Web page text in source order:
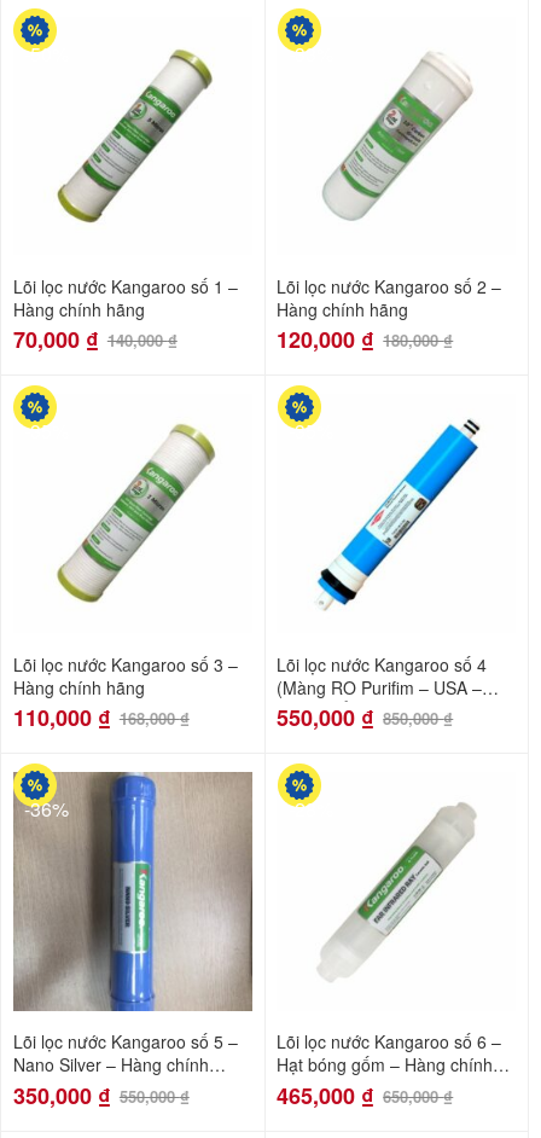
-50%
Lõi lọc nước Kangaroo số 1 –
Hàng chính hãng
70,000 ₫ 140,000₫
-33%
Lõi lọc nước Kangaroo số 2 –
Hàng chính hãng
120,000 ₫ 180,000₫
-35%
Lõi lọc nước Kangaroo số 3 –
Hàng chính hãng
110,000 ₫ 168,000₫
-35%
Lõi lọc nước Kangaroo số 4
(Màng RO Purifim – USA –
Nhập khẩu Mỹ)
550,000 ₫ 850,000₫
-36%
Lõi lọc nước Kangaroo số 5 –
Nano Silver – Hàng chính
hãng
350,000 ₫ 550,000₫
-28%
Lõi lọc nước Kangaroo số 6 –
Hạt bóng gốm – Hàng chính
hãng
465,000 ₫ 650,000₫